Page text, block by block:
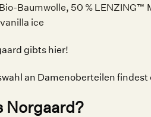
Baumwolle, 50 % LENZING™
ice
gibts hier!
an Damenoberteilen findest
Norgaard?